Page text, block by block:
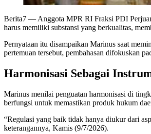
Berita7 — Anggota MPR RI Fraksi PDI
harus memiliki substansi yang berkualitas,
Pernyataan itu disampaikan Marinus saat
pertemuan tersebut, pembahasan difokuskan
Harmonisasi Sebagai
Marinus menilai penguatan harmonisasi di
berfungsi untuk memastikan produk hukum
“Regulasi yang baik tidak hanya diukur dari
keterangannya, Kamis (9/7/2026).